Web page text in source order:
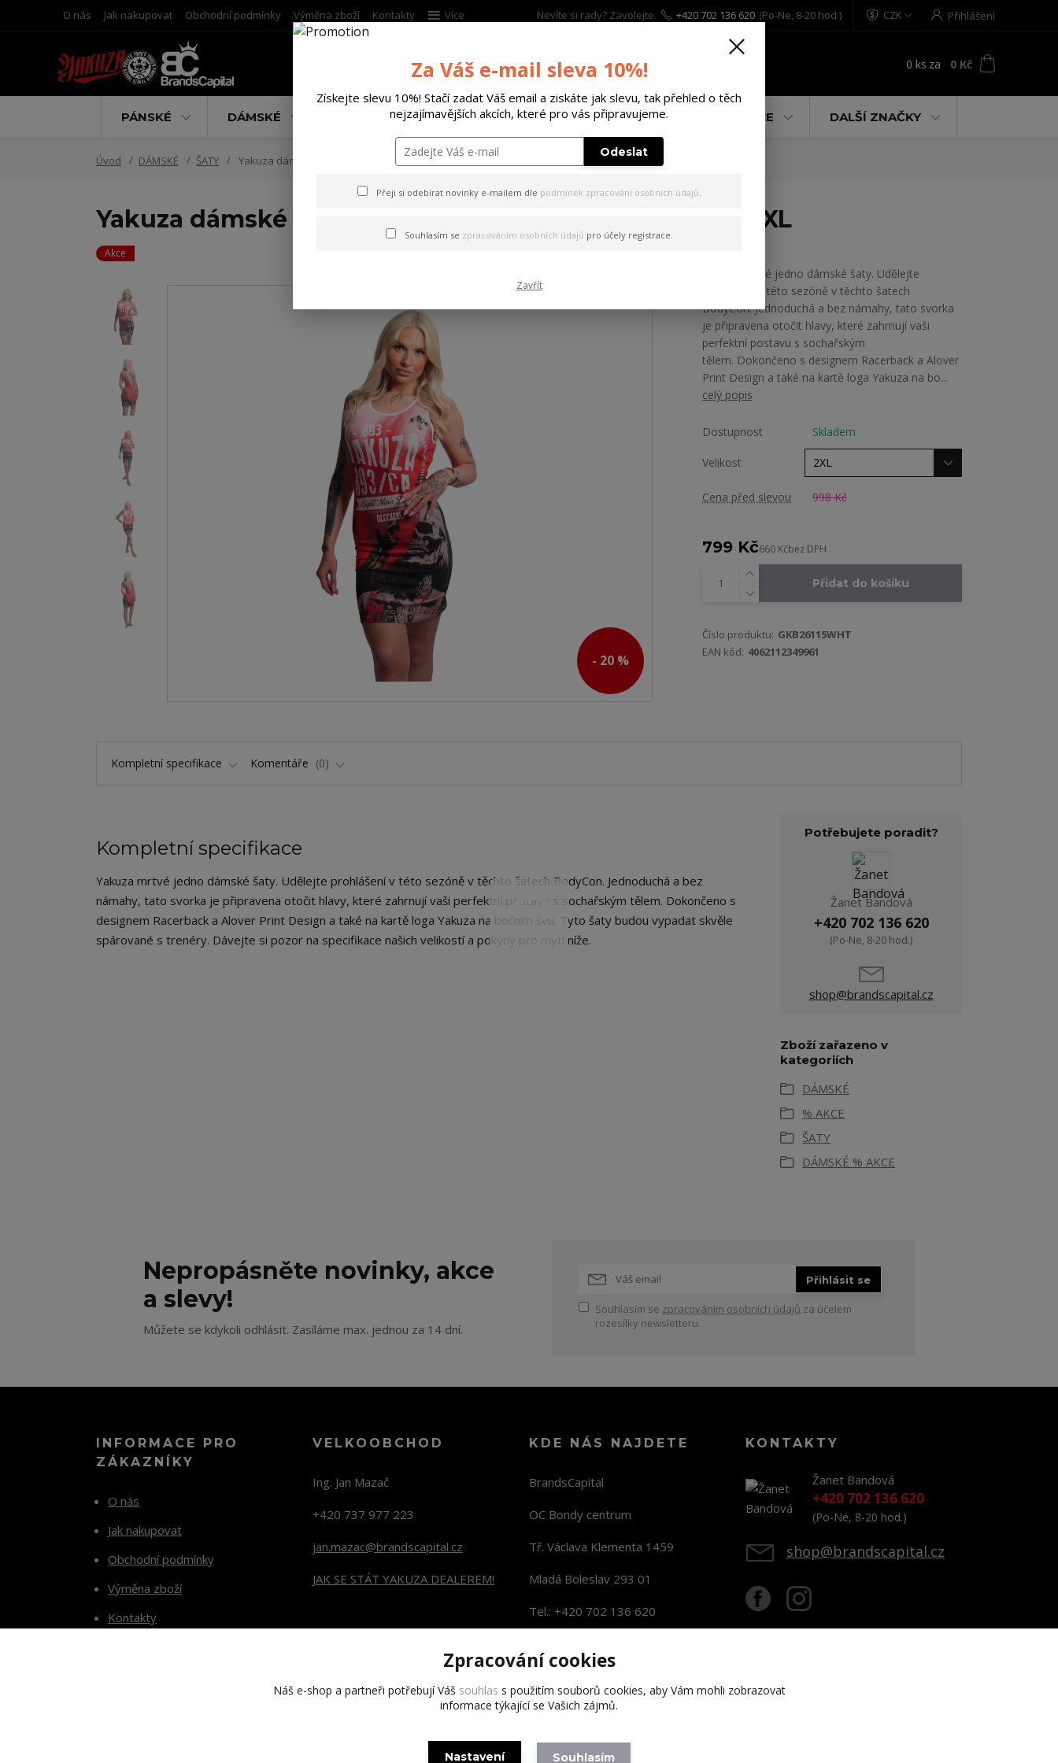
O nás Jak nakupovat Obchodní podmínky Výměna zboží Kontakty Více CZK Přihlášení
Nevíte si rady? Zavolejte. +420 702 136 620 (Po-Ne, 8-20 hod.)
0 ks za 0 Kč
PÁNSKÉ DÁMSKÉ DOPLŇKY DÁRKOVÉ POUKAZY % AKCE DALŠÍ ZNAČKY
Úvod DÁMSKÉ ŠATY Yakuza dámské šaty Dead One Bodycon Dress white 2XL
Yakuza dámské šaty Dead One Bodycon Dress white 2XL
Akce
- 20 %
Yakuza mrtvé jedno dámské šaty. Udělejte
prohlášení v této sezóně v těchto šatech
BodyCon. Jednoduchá a bez námahy, tato svorka
je připravena otočit hlavy, které zahrnují vaši
perfektní postavu s sochařským
tělem. Dokončeno s designem Racerback a Alover
Print Design a také na kartě loga Yakuza na bo...
celý popis
Dostupnost Skladem
Velikost
Cena před slevou 998 Kč
799 Kč660 Kčbez DPH
Přidat do košíku
Číslo produktu: GKB26115WHT
EAN kód: 4062112349961
Kompletní specifikace Komentáře 0
Kompletní specifikace
Yakuza mrtvé jedno dámské šaty. Udělejte prohlášení v této sezóně v těchto šatech BodyCon. Jednoduchá a bez
námahy, tato svorka je připravena otočit hlavy, které zahrnují vaši perfektní postavu s sochařským tělem. Dokončeno s
designem Racerback a Alover Print Design a také na kartě loga Yakuza na bočním švu. Tyto šaty budou vypadat skvěle
spárované s trenéry. Dávejte si pozor na specifikace našich velikostí a pokyny pro mytí níže.
Potřebujete poradit?
Žanet Bandová
+420 702 136 620
(Po-Ne, 8-20 hod.)
shop@brandscapital.cz
Zboží zařazeno v
kategoriích
DÁMSKÉ
% AKCE
ŠATY
DÁMSKÉ % AKCE
Nepropásněte novinky, akce
a slevy!
Můžete se kdykoli odhlásit. Zasíláme max. jednou za 14 dní.
Přihlásit se
Souhlasím se zpracováním osobních údajů za účelem
rozesílky newsletteru.
INFORMACE PRO
ZÁKAZNÍKY
O nás
Jak nakupovat
Obchodní podmínky
Výměna zboží
Kontakty
VELKOOBCHOD
Ing. Jan Mazač
+420 737 977 223
jan.mazac@brandscapital.cz
JAK SE STÁT YAKUZA DEALEREM!
KDE NÁS NAJDETE
BrandsCapital
OC Bondy centrum
Tř. Václava Klementa 1459
Mladá Boleslav 293 01
Tel.: +420 702 136 620
KONTAKTY
Žanet Bandová
+420 702 136 620
(Po-Ne, 8-20 hod.)
shop@brandscapital.cz
Copyright 2020 BrandsCapital s.r.o.
Za Váš e-mail sleva 10%!
Získejte slevu 10%! Stačí zadat Váš email a ziskáte jak slevu, tak přehled o těch
nejzajímavějších akcích, které pro vás připravujeme.
Odeslat
Přeji si odebírat novinky e-mailem dle podmínek zpracování osobních údajů.
Souhlasím se zpracováním osobních údajů pro účely registrace.
Zavřít
Zpracování cookies
Náš e-shop a partneři potřebují Váš souhlas s použitím souborů cookies, aby Vám mohli zobrazovat
informace týkající se Vašich zájmů.
Nastavení Souhlasím